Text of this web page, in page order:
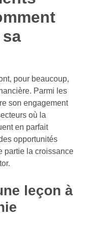
pour beaucoup,
Parmi les
son engagement
où la
en parfait
opportunités
partie la croissance
leçon à